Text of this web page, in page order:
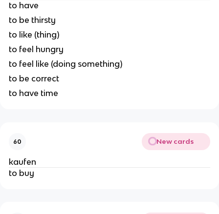
to have
to be thirsty
to like (thing)
to feel hungry
to feel like (doing something)
to be correct
to have time
60 New cards
kaufen
to buy